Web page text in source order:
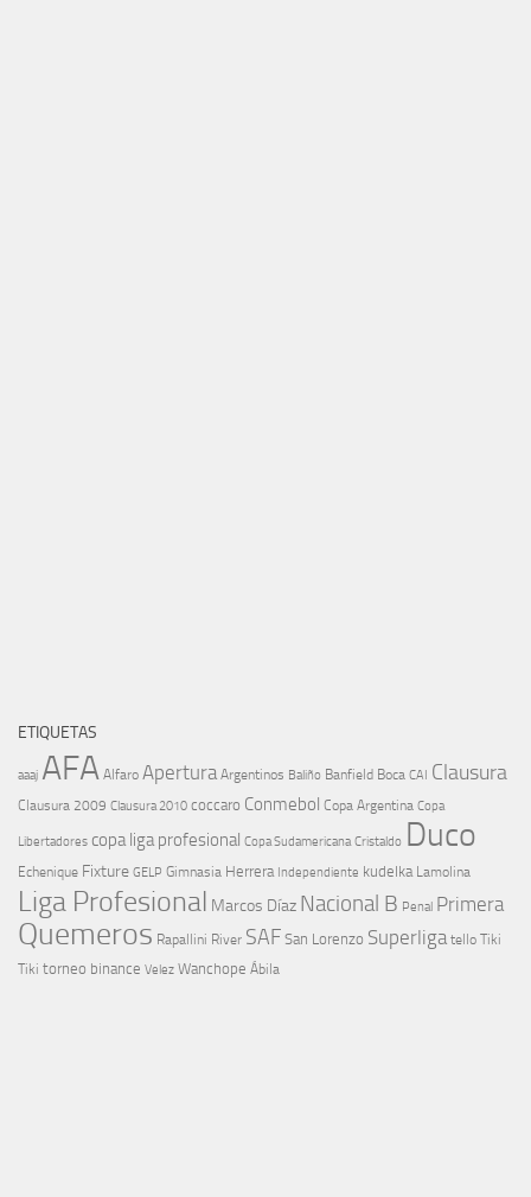
ETIQUETAS
aaaj AFA Alfaro Apertura Argentinos Baliño Banfield Boca CAI Clausura
Clausura 2009 Clausura 2010 coccaro Conmebol Copa Argentina Copa
Libertadores copa liga profesional Copa Sudamericana Cristaldo Duco
Echenique Fixture GELP Gimnasia Herrera Independiente kudelka Lamolina
Liga Profesional Marcos Díaz Nacional B Penal Primera
Quemeros Rapallini River SAF San Lorenzo Superliga tello Tiki
Tiki torneo binance Velez Wanchope Ábila